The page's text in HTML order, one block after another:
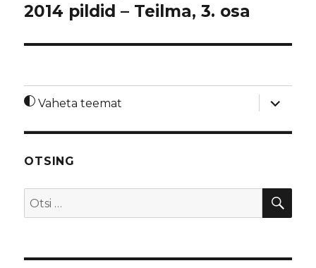
2014 pildid – Teilma, 3. osa
Vaheta teemat
laienda
OTSING
Otsi: